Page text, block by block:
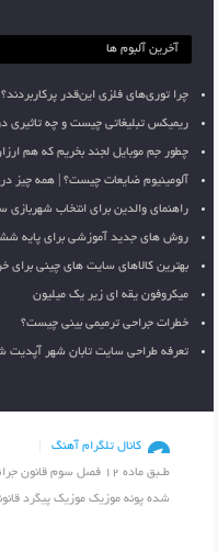
آخرین آلبوم ها
چرا توری‌های فلزی این‌قدر پرکاربردند؟
ریمیکس تبلیغاتی چیست و چه تاثیری
چطور جم موبایل لجند بخریم که هم
آلومینیوم ضایعات چیست؟ | همه چیز
راهنمای والدین برای انتخاب
روش های جدید آموزشی برای پایه
بهترین کالاهای سایت های چینی برای
میکروفون یقه ای زیر یک میلیون
خطرات جراحی ترمیمی بینی چیست؟
تعرفه طراحی سایت تابان شهر آپدیت
کانال تلگرام آهنگ
طـبق ماده 12 فصل سوم
شده پونه موزیک موزیک پیگرد